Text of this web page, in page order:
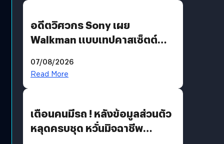
อดีตวิศวกร Sony เผย
Walkman แบบเทปคาสเซ็ตต์
07/08/2026
Read More
เตือนคนมีรถ ! หลังข้อมูลส่วนตัว
หลุดครบชุด หวั่นมิจฉาชีพ